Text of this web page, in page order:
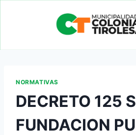
NORMATIVAS
DECRETO 125
FUNDACION